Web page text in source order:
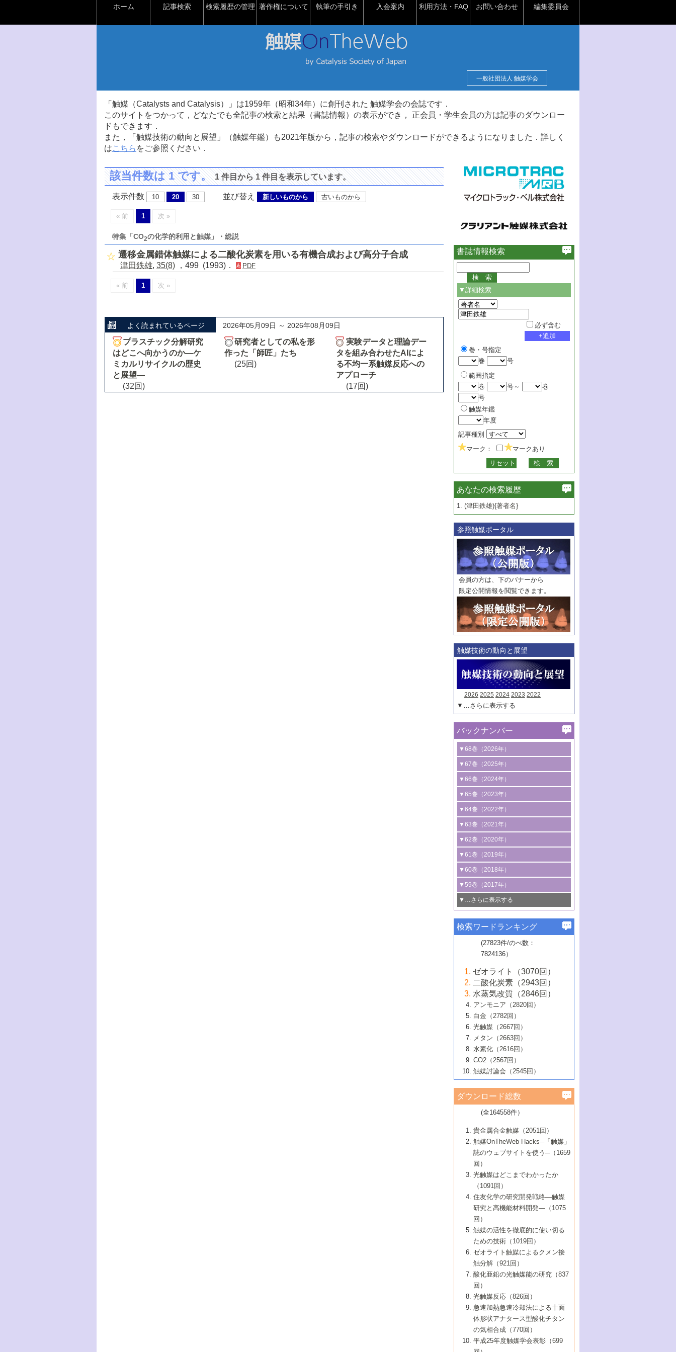
ホーム 記事検索 検索履歴の管理 著作権について 執筆の手引き 入会案内 利用方法・FAQ お問い合わせ 編集委員会
一般社団法人 触媒学会
「触媒（Catalysts and Catalysis）」は1959年（昭和34年）に創刊された 触媒学会の会誌です．
このサイトをつかって，どなたでも全記事の検索と結果（書誌情報）の表示ができ， 正会員・学生会員の方は記事のダウンロー
ドもできます．
また，「触媒技術の動向と展望」（触媒年鑑）も2021年版から，記事の検索やダウンロードができるようになりました．詳しく
はこちら をご参照ください．
該当件数は 1 です。1 件目から 1 件目を表示しています。
表示件数 10 20 30 並び替え 新しいものから 古いものから
« 前 1 次 »
特集「CO2の化学的利用と触媒」・総説
遷移金属錯体触媒による二酸化炭素を用いる有機合成および高分子合成
津田鉄雄, 35(8) ，499 (1993)． PDF
« 前 1 次 »
よく読まれているページ 2026年05月09日 ～ 2026年08月09日
プラスチック分解研究
はどこへ向かうのか―ケ
ミカルリサイクルの歴史
と展望―
(32回)
研究者としての私を形
作った「師匠」たち
(25回)
実験データと理論デー
タを組み合わせたAIによ
る不均一系触媒反応への
アプローチ
(17回)
書誌情報検索
▼詳細検索
必ず含む
巻・号指定
巻
号
範囲指定
巻
号～
巻
号
触媒年鑑
年度
記事種別
マーク：
マークあり
あなたの検索履歴
1. (津田鉄雄){著者名}
参照触媒ポータル
会員の方は、下のバナーから
限定公開情報を閲覧できます。
触媒技術の動向と展望
2026 2025 2024 2023 2022
▼…さらに表示する
バックナンバー
▼68巻（2026年）
1号 過酸化水素合成に関する研究動向
2号 コンピューター技術により加速する
触媒開発
3号 有機分子変換やCO 資源化のための
光触媒に関する最近の研究
B号 第137回触媒討論会（2026年）
▼67巻（2025年）
1号 CO
水素化によるグリーン燃料/グリ
ーンケミカル製造
2号 水素製造のための水分解技術に関す
る最近の研究
3号 オレフィン系樹脂の精密合成に関す
る最新技術
4号 アルコール類の効率的変換を実現す
る非貴金属触媒の研究動向
5号 ゼオライトの合成と応用における研
究動向
6号 ヘテロ接合界面
B号 第135回触媒討論会（2025年）
▼66巻（2024年）
1号 低次元ナノ構造を有する触媒材料
2号 規制反応場を活用した固体触媒研究
の新展開
3号 未踏分子変換を目指した酸化触媒プ
ロセスの最前線
4号 シンクロトロン放射光および中性子
線を利用した触媒解析技術の最先端
5号 単原子触媒
6号 参照触媒委員会からのお知らせ
B号 第133回触媒討論会（2023年）
▼65巻（2023年）
1号 炭素が関わる触媒機能
2号 プラスチックケミカルリサイクルの
ための触媒技術
3号 非酸化物系金属化合物を基盤とした
触媒材料の開発
4号 格子酸素・格子酸素欠陥を利用した
触媒反応
5号 生体触媒によるエネルギー変換反応
6号 窒素とリンの循環のための触媒・機
能性材料
▼64巻（2022年）
1号 合成ガス製造とCOを用いるケミカル
ズ合成の最新動向
2号 化学品合成のための合金触媒開発
3号 CO の排出削減および有効活用のた
めの触媒技術
4号 若手による情報発信企画～とびたて
若き触媒の研究者たち～（1）
若き触媒の研究者たち～（2）
6号 石油のノーブル・ユースを志向した
触媒技術
大学：オンライン・対面開催）
▼63巻（2021年）
1号 金触媒の新展開
2号 ペロブスカイト
3号 特殊反応場を利用した触媒的分子変
換反応
4号 多孔質材料を用いた触媒の新展開
5号 情報学的手法を用いた触媒開発
6号 カーボンニュートラルに向けた電解
技術
B号 第127回触媒討論会（2021年・オン
ライン開催(Zoom)のみ）
▼62巻（2020年）
1号 触媒設計を拓く欠陥構造のキャラク
タリゼーション
2号 機能化学品製造に資するクリーンな
触媒的酸化反応
3号 水処理のための触媒化学
4号 光触媒を用いた水分解の最新の研究
動向
5号 次世代の触媒プロセスを支えるマイ
6号 メタン転換技術の最新動向
B号 第125回触媒討論会（2020年・工学
院大学）
▼61巻（2019年）
1号 物質移動制御に着目した触媒プロセ
ス開発
2号 CO2 フリー水素サプライチェーンに
関わる触媒開発動向
3号 精密高分子合成に関する最近の研究
動向
4号 バイオマス化成品製造のための触媒
5号 固体触媒による含窒素有機化合物変
換の最前線
6号 貴金属使用量低減に向けた自動車排
ガス浄化触媒の開発
B号 第123回触媒討論会（2019年・大阪
▼60巻（2018年）
1号 固体酸触媒の最新の研究動向
2号 二酸化炭素からの有用化学品合成
3号 ナノ粒子・クラスター触媒の最前線
4号 60周年記念企画
5号 進化するゼオライト合成技術
6号 非貴金属系触媒における電気化学的
B号 第121回触媒討論会（2018年・東京
大学）
▼59巻（2017年）
1号 いたるところに，触媒
最先端技術
3号 無機分離膜材料の開発と触媒反応プ
ロセスへの適用
5号 水素のふるまいを解き明かす最先端
研究
6号 低級アルカンの有効利用のための触
媒技術
B号 第119回触媒討論会（2017年・首都
大学東京）
▼…さらに表示する
1号 ユニークな構造の高分子を生み出す触
2号 リグニンからの化成品製造に向けた触
媒技術
3号 触媒研究の最先端～とびたて若き研究
者たち～（1）
4号 触媒研究の最先端～とびたて若き研究
者たち～（2）
5号 触媒研究の最先端～とびたて若き研究
者たち～（3）
6号 イオニクス材料と燃料電池・電解合成
の最新の研究動向
B号 第117回触媒討論会（2016年・大阪府
立大学）
▼57巻（2015年）
1号 水素キャリアにかかわる触媒技術の新
2号 石油精製用触媒の最近の進展
3号 固体酸化物形燃料電池（SOFC）におけ
るアノード触媒上での燃料直接改質技術
4号 コアシェル構造の制御による触媒機能
5号 工業触媒およびその周辺技術の最近の
進歩
6号 ナノシート
B号 第115回触媒討論会（2015年・成蹊大
▼56巻（2014年）
2号 光触媒反応機構に関する最新の研究動
向
開発動向
4号 人工光合成に向けた近年のアプローチ
5号 未利用熱エネルギーの有効活用に貢献
する触媒技術
6号 ポリオキソメタレート
B号 第113回触媒討論会（2014年・ロワジ
ールホテル豊橋）
1号 高耐久性燃料電池システム用触媒にお
ける新展開
2号 リビングラジカル重合の最近の動向
3号 天然ガスの化学工業的展開に関する触
媒技術
4号 貴金属触媒の精密構造制御とその活用
5号 バイオマス化成品製造のための固体触
6号 ナノ空間─吸着状態解析から新機能開拓
B号 第111回触媒討論会（2013年・関西大
▼54巻（2012年）
1号 規則性多孔体の利用技術における最近
の進歩
2号 第109回触媒討論会
3号 貴金属低減技術の最新動向
4号 貴金属代替技術の最新動向
5号 光触媒による物質変換反応の新展開
6号 グラフェン
7号 水素を利用する化成品合成の新潮流
▼53巻（2011年）
1号 金属学から見る合金触媒の新展開
2号 第107回触媒討論会
3号 触媒のその場観察法の進歩（１）
4号 触媒のその場観察法の進歩（２）
5号 不活性結合の触媒的活性化による有機
合成
6号 新しい固体酸触媒技術
7号 ゼオライト合成における最近の進歩
▼52巻（2010年）
1号 触媒の劣化対策と長寿命触媒開発
2号 第105回触媒討論会
3号 ナノ構造が拓く新機能
4号 活性サイトおよびその環境の精密な設
計による触媒の高機能化
5号 触媒を有効に使うための技術
7号 有機分子触媒による精密有機合成
8号 高機能化ポリオレフィンに向けた重合
触媒の最近の進展
1号 炭素材料－熱い注目を集める材料－
2号 第103回触媒討論会
3号 環境浄化用光触媒の現状と課題
4号 水素社会の実現に向けた水素製造・貯
蔵技術の進歩
5号 CO2が関わる触媒・材料
7号 持続可能社会実現のための触媒および
触媒関連技術
▼50巻（2008年）
1号 触媒化学と学会のこの10年，半世紀，
そして未来
2号 第101回触媒討論会
4号 錯体を利用したユニークな表面構造の
構築と機能
5号 若手会員による触媒研究の未来展望1：
企業編
6号 第102回触媒討論会
7号 触媒・化学反応における計算化学の進
8号 若手研究者による触媒研究の未来展望
2：大学・研究所編
▼49巻（2007年）
1号 含フッ素化合物の合成と触媒
2号 第99回触媒討論会
3号 実用的ファインケミカル合成プロセス
を実現する触媒
5号 こんな物質，あんな物質―新たな触媒
の可能性―
7号 『結晶の化学』を活かした触媒研究
8号 イオン液体の応用
▼48巻（2006年）
1号 固体酸触媒の最近の進歩
2号 第97回触媒討論会
3号 リビング重合触媒の最近の展開
5号 水素製造・貯蔵のための触媒技術の新
しい展開
6号 第98回触媒討論会
7号 基礎化学品製造の触媒技術
8号 多機能型リアクター
1号 最近の触媒担体とその効果
2号 第95回触媒討論会
4号 水分解用光触媒材料
5号 時間分解分光の進歩と応用
6号 第96回触媒討論会
8号 超臨界流体を用いた化学プロセスの新
▼46巻（2004年）
1号 部分酸化反応触媒の最前線
2号 第93回触媒討論会
3号 特殊エネルギー場の触媒反応
4号 生体内における金属の触媒作用
5号 ファインケミカルズの展開に寄与する
6号 第94回触媒討論会
7号 サブナノレベルでみた新しい表面現象
8号 オレフィン重合触媒の新たな展
▼45巻（2003年）
1号 なぜこの触媒が良いのか？
2号 第91回触媒討論会
3号 最近の自動車排ガス処理技術
4号 触媒研究の現状と将来─第90回触媒討論
5号 基礎化学品製造の触媒技術
6号 第92回触媒討論会
7号 基礎化学品製造の触媒技術
8号 資源の循環と触媒技術
▼44巻（2002年）
1号 高次制御された触媒の化学
2号 第89回触媒討論会
3号 触媒を利用した電気化学の新展開
4号 ナノ材料の調製と機能化
5号 こんな触媒が欲しい
6号 第90回触媒討論会
7号 触媒研究と学術雑誌/情報
8号 若い世代からみた触媒化学の現状と未
▼43巻（2001年）
1号 グリーンケミストリーと触媒
2号 第87回触媒討論会特集号
3号 生体触媒とバイオプロセス
4号 水素製造・利用の触媒化学
5号 触媒研究における新しい切り口：コン
ビナトリアルケミストリー
6号 第88回触媒討論会特集号
7号 企業における触媒研究のブレークスル
8号 この材料を触媒として使ってみません
▼42巻（2000年）
1号 触媒反応工学の明日を拓く
2号 第85回触媒討論会
3号 反応ダイナミクス
5号 触媒のおもしろさをどのように伝える
6号 第86回触媒討論会
7号 水素化精製触媒の新しい展開
8号 新しい反応性と機能性を目指した金属
クラスタ-化学
▼41巻（1999年）
1号 孔、穴、あな?-特異な空間とその利用-
2号 第83回触媒討論会
3号 均一系触媒反応最前線
4号 実用炭素材料の新展開
5号 研究の方法論を考える
7号 機能性金属材料と触媒
8号 触媒研究へのNMRの応用と展望
▼40巻（1998年）
進展と21世紀への提言/創立40周年記念・触
媒学会この10年の歩みとこれから/創立40周
2号 第81回触媒討論会
3号 計算機触媒化学へのさそい
4号 触媒劣化の制御と予測
5号 最新の実用プロセスと触媒
6号 第82回触媒討論会
7号 ナノ構造体の化学
8号 あの反応は今
1号 均一系と不均一系触媒反応-その特徴と
接点
2号 第79回触媒討論会
3号 最新NO除去触媒の実用化研究
4号 新しい反応場を目指した触媒調製
5号 反応・分離技術の新しい展開
6号 第80回触媒討論会
8号 AFMでみる世界
▼38巻（1996年）
1号 触媒の構造と触媒作用/C1化学を中心と
する21世紀への触媒
3号 オリンピックメダル:金・銀・銅はどん
な触媒作用を示すか
4号 触媒作用における機能の複合化
5号 未来を拓け！若手研究者
6号 第78回触媒討論会
7号 ダイナミックな領域への触媒研究の展
開/C1化学を中心とする21世紀への触媒
▼37巻（1995年）
1号 ファインケミカルズと固体触媒
2号 第75回触媒討論会
3号 希土類を利用した触媒
4号 触媒とリサイクル
5号 エネルギー変換触媒
6号 第76回触媒討論会
7号 表面吸着相の新しい展開
8号 マイクロポーラス・クリスタル触媒の
▼36巻（1994年）
1号 電気化学と触媒
2号 第73回触媒討論会
3号 C4化学の展開
4号 《通常号》
5号 《通常号》
6号 第74回触媒討論会
▼35巻（1993年）
1号 工業触媒開発マニュアル―探索から工
業化まで
2号 第71回触媒討論会
3号 研究開発のうらおもて―着想と展開
4号 触媒劣化と寿命の予測
5号 環境に優しい触媒
▼34巻（1992年）
1号 インパクトを与えたこの研究
2号 第69回触媒討論会
3号 ケミカルズ合成触媒―新しい展開と応
▼33巻（1991年）
1号 触媒プロセス開発マニュアル―探索か
ら工業化まで，知っておきたいこと PartII
2号 第67回触媒討論会
▼32巻（1990年）
1号 21世紀に向けて触媒研究の飛躍をめざ
す―触媒化学の裾野を広げよう
2号 第65回触媒討論会
▼31巻（1989年）
1号 情報科学と反応設計・材料設計
▼30巻（1988年）
検索ワードランキング
(27823件/のべ数：
7824136）
ゼオライト（3070回）
二酸化炭素（2943回）
水蒸気改質（2846回）
アンモニア（2820回）
白金（2782回）
光触媒（2667回）
メタン（2663回）
水素化（2616回）
CO2（2567回）
触媒討論会（2545回）
ダウンロード総数
(全164558件）
貴金属合金触媒（2051回）
触媒OnTheWeb Hacks─「触媒」
誌のウェブサイトを使う─（1659
回）
光触媒はどこまでわかったか
（1091回）
住友化学の研究開発戦略―触媒
研究と高機能材料開発―（1075
回）
触媒の活性を徹底的に使い切る
ための技術（1019回）
ゼオライト触媒によるクメン接
触分解（921回）
酸化亜鉛の光触媒能の研究（837
回）
光触媒反応（826回）
急速加熱急速冷却法による十面
体形状アナタース型酸化チタン
の気相合成（770回）
平成25年度触媒学会表彰（699